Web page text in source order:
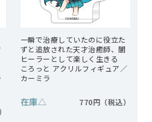
一瞬で治療していたのに役立た
ずと追放された天才治癒師、闇
ヒーラーとして楽しく生きる
ころっと アクリルフィギュア／
カーミラ
在庫△ 770円